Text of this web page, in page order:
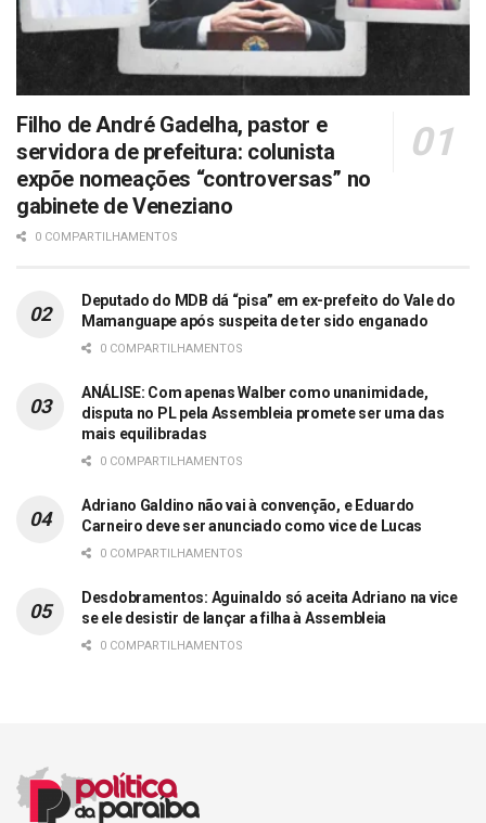
Filho de André Gadelha, pastor e
servidora de prefeitura: colunista
expõe nomeações “controversas” no
gabinete de Veneziano
0 COMPARTILHAMENTOS
Deputado do MDB dá “pisa” em ex-prefeito do Vale do
Mamanguape após suspeita de ter sido enganado
0 COMPARTILHAMENTOS
ANÁLISE: Com apenas Walber como unanimidade,
disputa no PL pela Assembleia promete ser uma das
mais equilibradas
0 COMPARTILHAMENTOS
Adriano Galdino não vai à convenção, e Eduardo
Carneiro deve ser anunciado como vice de Lucas
0 COMPARTILHAMENTOS
Desdobramentos: Aguinaldo só aceita Adriano na vice
se ele desistir de lançar a filha à Assembleia
0 COMPARTILHAMENTOS